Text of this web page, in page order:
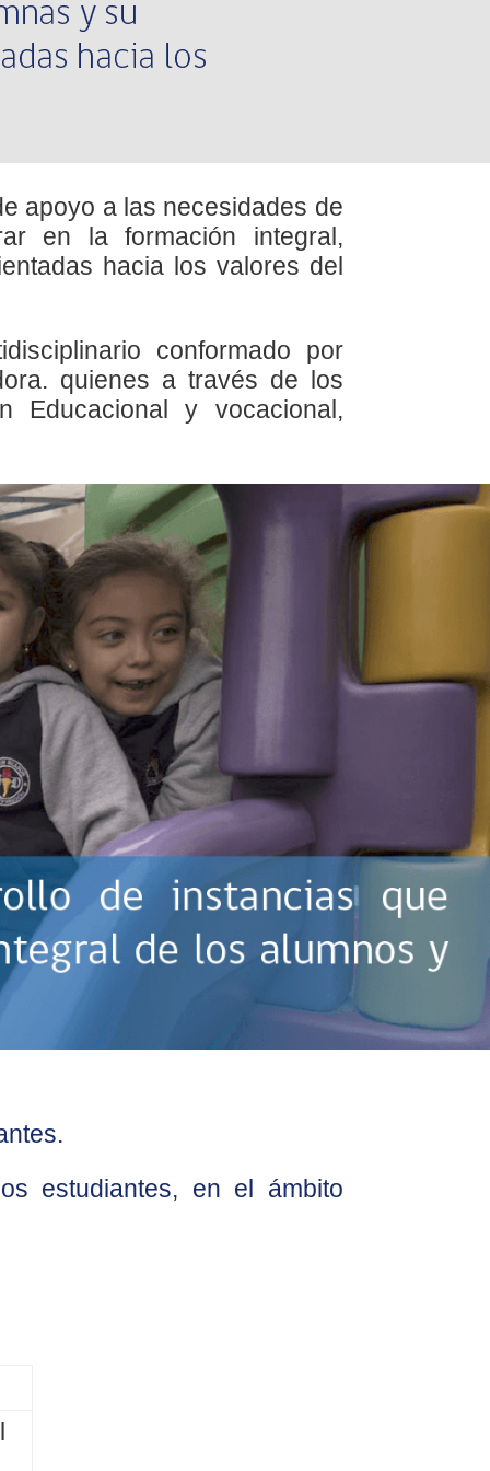
apoyo a las necesidades de
en la formación integral,
hacia los valores del
conformado por
quienes a través de los
Educacional y vocacional,
estudiantes, en el ámbito